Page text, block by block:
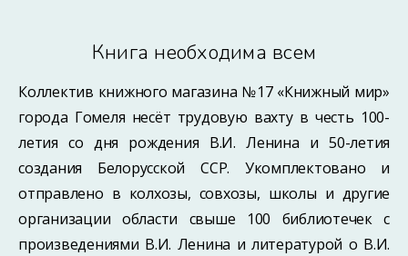
Книга необходима всем
Коллектив книжного магазина №17 «Книжный мир»
города Гомеля несёт трудовую вахту в честь 100-
летия со дня рождения В.И. Ленина и 50-летия
создания Белорусской ССР. Укомплектовано и
отправлено в колхозы, совхозы, школы и другие
организации области свыше 100 библиотечек с
произведениями В.И. Ленина и литературой о В.И.